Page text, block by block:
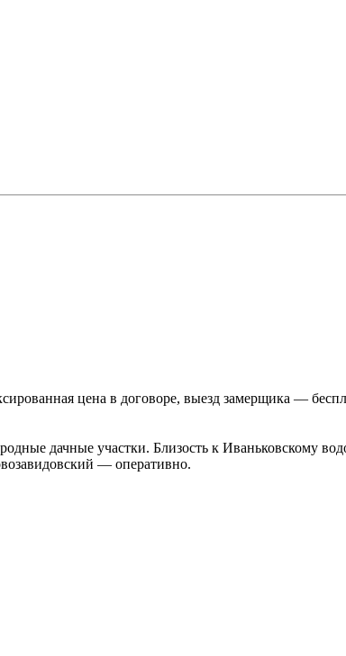
цена в договоре, выезд замерщика —
дачные участки. Близость к Иваньковскому
— оперативно.